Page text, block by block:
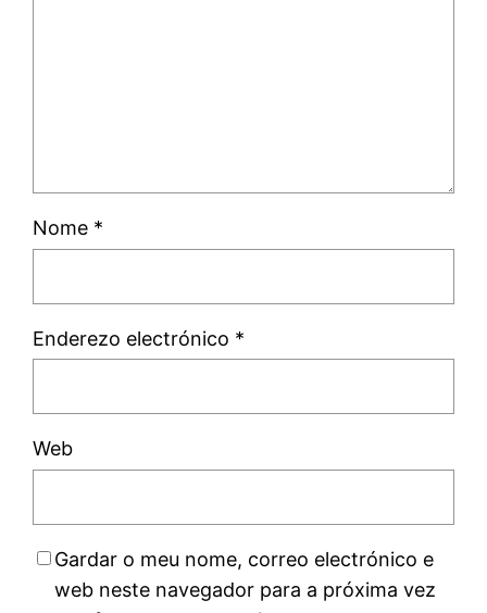
Nome *
Enderezo electrónico *
Web
Gardar o meu nome, correo electrónico e
web neste navegador para a próxima vez